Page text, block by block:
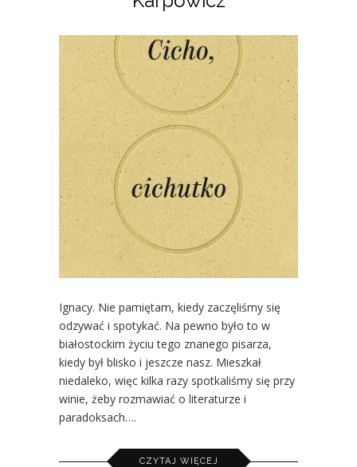
Ignacy. Nie pamiętam, kiedy zaczęliśmy się
odzywać i spotykać. Na pewno było to w
białostockim życiu tego znanego pisarza,
kiedy był blisko i jeszcze nasz. Mieszkał
niedaleko, więc kilka razy spotkaliśmy się przy
winie, żeby rozmawiać o literaturze i
paradoksach….
CZYTAJ WIĘCEJ